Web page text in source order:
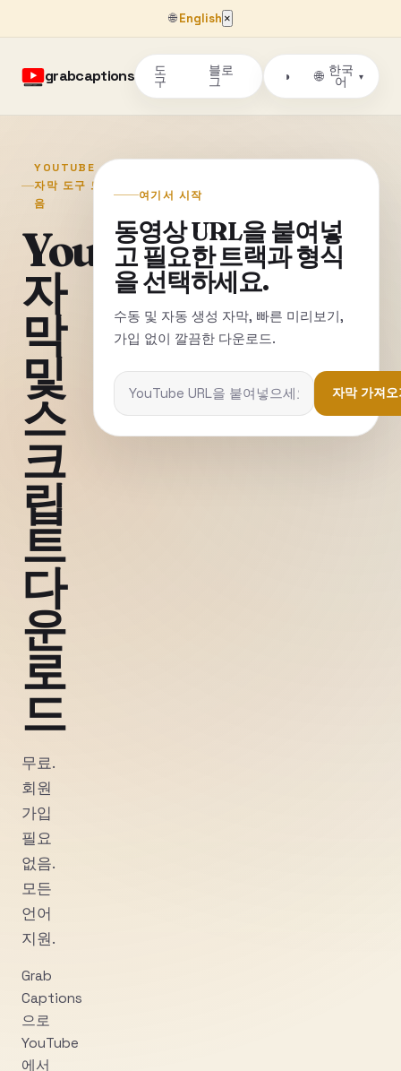
🌐English ×
grabcaptions 도
구
블로
그 ◑ 🌐 한국
어
▾
YOUTUBE
자막 도구 모
음
YouTube
자
막
및
스
크
립
트
다
운
로
드
무료.
회원
가입
필요
없음.
모든
언어
지원.
Grab
Captions
으로
YouTube
에서
여기서 시작
동영상 URL을 붙여넣
고 필요한 트랙과 형식
을 선택하세요.
수동 및 자동 생성 자막, 빠른 미리보기,
가입 없이 깔끔한 다운로드.
자막 가져오